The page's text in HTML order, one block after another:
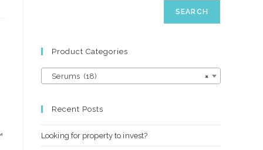
SEARCH
Product Categories
×
Serums (18)
Recent Posts
Looking for property to invest?